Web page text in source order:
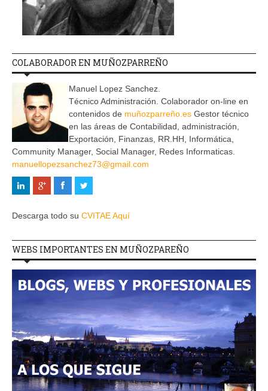
COLABORADOR EN MUÑOZPARREÑO
Manuel Lopez Sanchez.
Técnico Administración. Colaborador on-line en
contenidos de muñozparreño.es Gestor técnico
en las áreas de Contabilidad, administración,
Exportación, Finanzas, RR.HH, Informática,
Community Manager, Social Manager, Redes Informaticas.
manuellopezsanchez73@gmail.com
Descarga todo su CVITAE Aquí
WEBS IMPORTANTES EN MUÑOZPAREÑO